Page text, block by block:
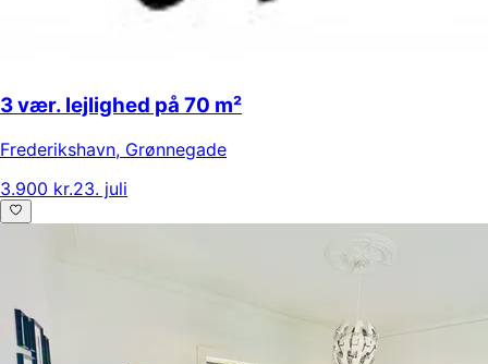
3 vær. lejlighed på 70 m²
Frederikshavn, Grønnegade
3.900 kr.23. juli